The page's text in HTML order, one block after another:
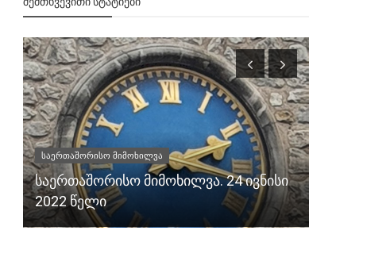
საერთაშორისო მიმოხილვა
საერთაშორისო მიმოხილვა. 24 ივნისი
2022 წელი